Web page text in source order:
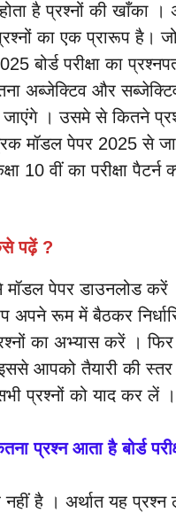
है प्रश्नों की खाँका ।
का एक प्रारूप है।
बोर्ड परीक्षा का
अब्जेक्टिव और
जाएंगे । उसमे से कितने
मॉडल पेपर 2025 से
10 वीं का परीक्षा पैटर्न
पढ़ें ?
मॉडल पेपर डाउनलोड करें
अपने रूम में बैठकर
का अभ्यास करें ।
आपको तैयारी की स्तर
प्रश्नों को याद कर लें ।
प्रश्न आता है बोर्ड
नहीं है । अर्थात यह